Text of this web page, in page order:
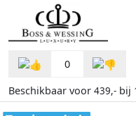
0
Beschikbaar voor 439,- bij